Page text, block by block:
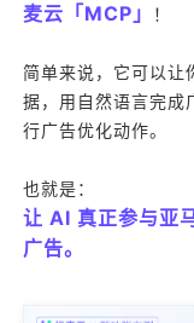
麦云「MCP」
！
简单来说，它可以
据，用自然语言完成
行广告优化动作。
也就是：
让 AI 真正参与亚
广告。